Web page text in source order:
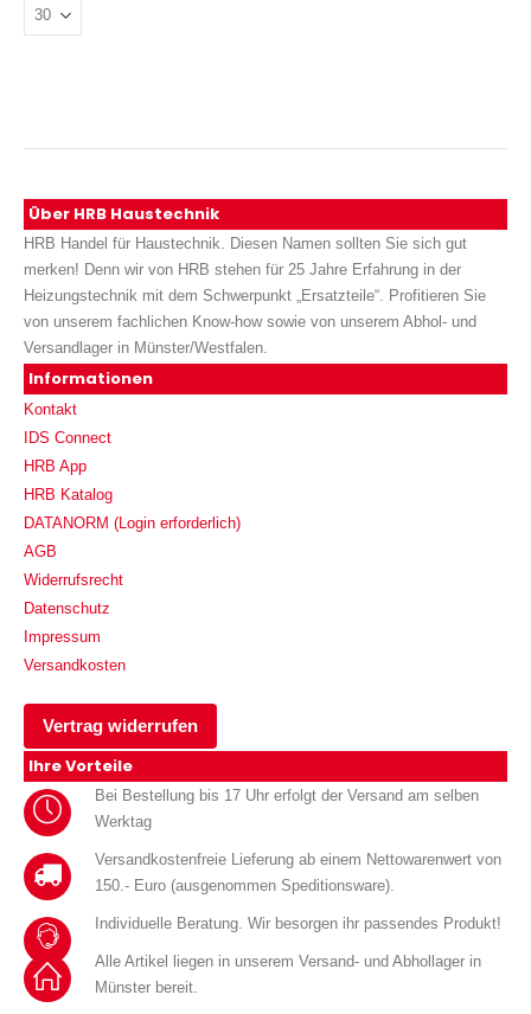
Über HRB Haustechnik
HRB Handel für Haustechnik. Diesen Namen sollten Sie sich gut
merken! Denn wir von HRB stehen für 25 Jahre Erfahrung in der
Heizungstechnik mit dem Schwerpunkt „Ersatzteile“. Profitieren Sie
von unserem fachlichen Know-how sowie von unserem Abhol- und
Versandlager in Münster/Westfalen.
Informationen
Kontakt
IDS Connect
HRB App
HRB Katalog
DATANORM (Login erforderlich)
AGB
Widerrufsrecht
Datenschutz
Impressum
Versandkosten
Vertrag widerrufen
Ihre Vorteile
Bei Bestellung bis 17 Uhr erfolgt der Versand am selben
Werktag
Versandkostenfreie Lieferung ab einem Nettowarenwert von
150.- Euro (ausgenommen Speditionsware).
Individuelle Beratung. Wir besorgen ihr passendes Produkt!
Alle Artikel liegen in unserem Versand- und Abhollager in
Münster bereit.